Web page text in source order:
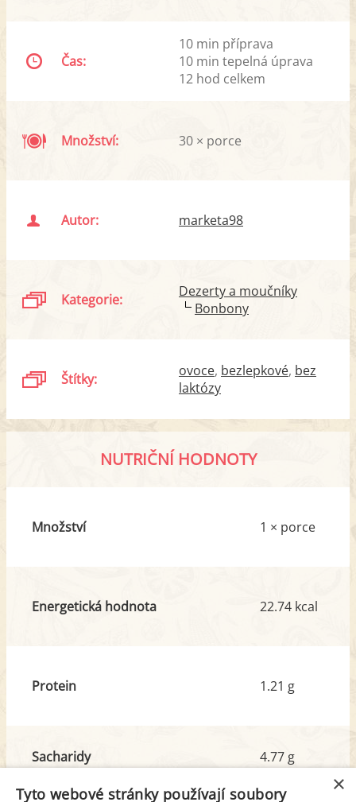
Čas:
10 min příprava
10 min tepelná úprava
12 hod celkem
Množství: 30 × porce
Autor: marketa98
Kategorie:
Dezerty a moučníky
Bonbony
Štítky: ovoce bezlepkové bez
laktózy
NUTRIČNÍ HODNOTY
Množství 1 × porce
Energetická hodnota 22.74 kcal
Protein 1.21 g
Sacharidy
z toho cukr
4.77 g
4.29 g
×
Tyto webové stránky používají soubory